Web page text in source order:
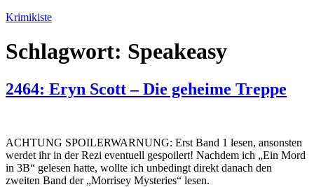
Zum
springen
Krimikiste
Schlagwort: Speakeasy
2464: Eryn Scott – Die geheime Treppe
ACHTUNG SPOILERWARNUNG: Erst Band 1 lesen, ansonsten
werdet ihr in der Rezi eventuell gespoilert! Nachdem ich „Ein Mord
in 3B“ gelesen hatte, wollte ich unbedingt direkt danach den
zweiten Band der „Morrisey Mysteries“ lesen.